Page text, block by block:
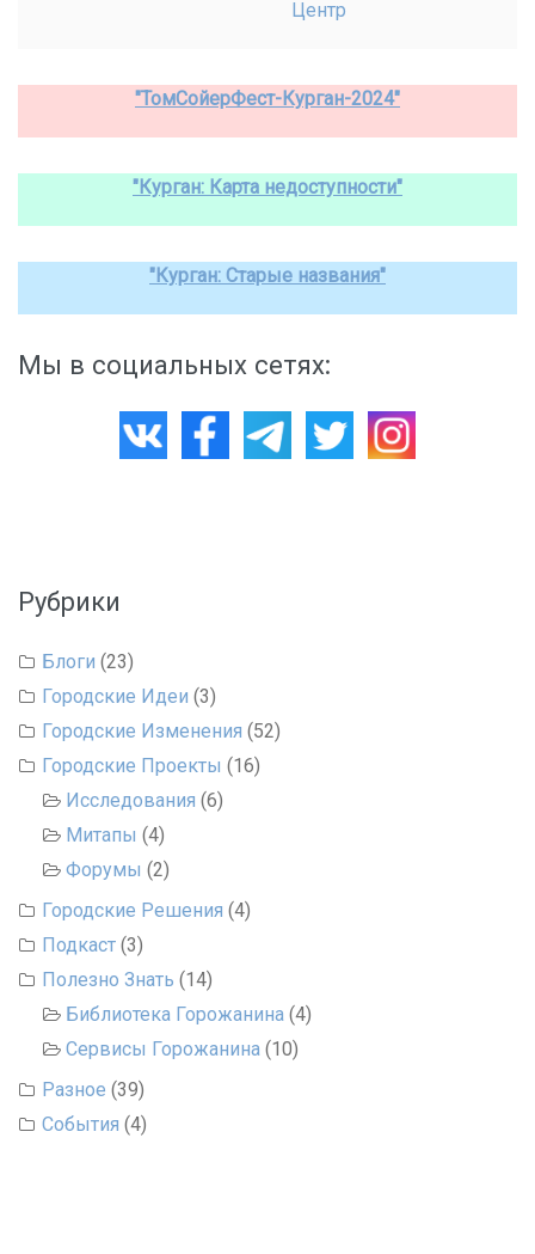
Центр
"ТомСойерФест-Курган-2024"
"Курган: Карта недоступности"
"Курган: Старые названия"
Мы в социальных сетях:
Рубрики
Блоги (23)
Городские Идеи (3)
Городские Изменения (52)
Городские Проекты (16)
Исследования (6)
Митапы (4)
Форумы (2)
Городские Решения (4)
Подкаст (3)
Полезно Знать (14)
Библиотека Горожанина (4)
Сервисы Горожанина (10)
Разное (39)
События (4)